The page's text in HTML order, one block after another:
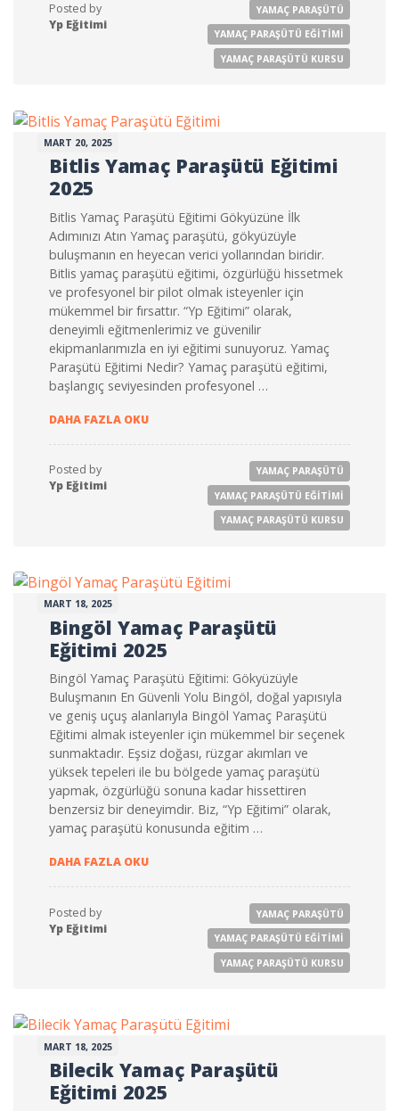
Posted by
Yp Eğitimi
YAMAÇ PARAŞÜTÜ
YAMAÇ PARAŞÜTÜ EĞITIMI
YAMAÇ PARAŞÜTÜ KURSU
MART 20, 2025
Bitlis Yamaç Paraşütü Eğitimi
2025
Bitlis Yamaç Paraşütü Eğitimi Gökyüzüne İlk
Adımınızı Atın Yamaç paraşütü, gökyüzüyle
buluşmanın en heyecan verici yollarından biridir.
Bitlis yamaç paraşütü eğitimi, özgürlüğü hissetmek
ve profesyonel bir pilot olmak isteyenler için
mükemmel bir fırsattır. “Yp Eğitimi” olarak,
deneyimli eğitmenlerimiz ve güvenilir
ekipmanlarımızla en iyi eğitimi sunuyoruz. Yamaç
Paraşütü Eğitimi Nedir? Yamaç paraşütü eğitimi,
başlangıç seviyesinden profesyonel …
DAHA FAZLA OKUBITLIS YAMAÇ PARAŞÜTÜ EĞITIMI 2025
Posted by
Yp Eğitimi
YAMAÇ PARAŞÜTÜ
YAMAÇ PARAŞÜTÜ EĞITIMI
YAMAÇ PARAŞÜTÜ KURSU
MART 18, 2025
Bingöl Yamaç Paraşütü
Eğitimi 2025
Bingöl Yamaç Paraşütü Eğitimi: Gökyüzüyle
Buluşmanın En Güvenli Yolu Bingöl, doğal yapısıyla
ve geniş uçuş alanlarıyla Bingöl Yamaç Paraşütü
Eğitimi almak isteyenler için mükemmel bir seçenek
sunmaktadır. Eşsiz doğası, rüzgar akımları ve
yüksek tepeleri ile bu bölgede yamaç paraşütü
yapmak, özgürlüğü sonuna kadar hissettiren
benzersiz bir deneyimdir. Biz, “Yp Eğitimi” olarak,
yamaç paraşütü konusunda eğitim …
DAHA FAZLA OKUBINGÖL YAMAÇ PARAŞÜTÜ EĞITIMI 2025
Posted by
Yp Eğitimi
YAMAÇ PARAŞÜTÜ
YAMAÇ PARAŞÜTÜ EĞITIMI
YAMAÇ PARAŞÜTÜ KURSU
MART 18, 2025
Bilecik Yamaç Paraşütü
Eğitimi 2025